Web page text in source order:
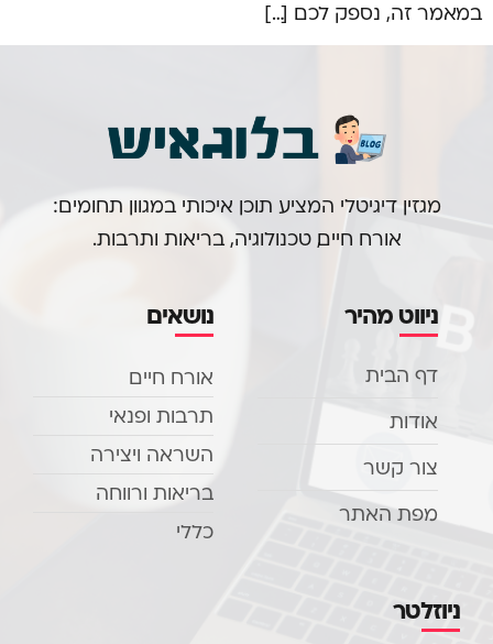
במאמר זה, נספק לכם […]
מגזין דיגיטלי המציע תוכן איכותי במגוון תחומים:
אורח חיים, טכנולוגיה, בריאות ותרבות.
ניווט מהיר
דף הבית
אודות
צור קשר
מפת האתר
נושאים
אורח חיים
תרבות ופנאי
השראה ויצירה
בריאות ורווחה
כללי
ניוזלטר